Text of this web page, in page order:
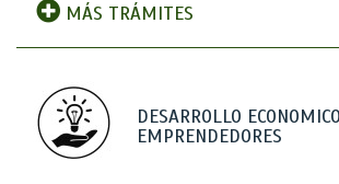
MÁS TRÁMITES
DESARROLLO
EMPRENDEDORES